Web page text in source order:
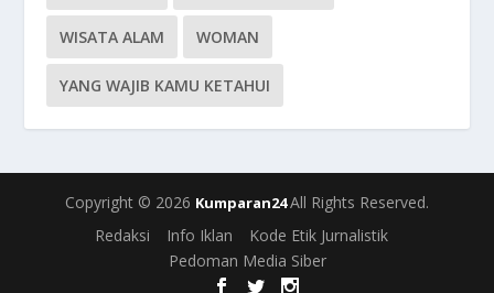
WISATA ALAM WOMAN
YANG WAJIB KAMU KETAHUI
Copyright © 2026 Kumparan24All Rights Reserved.
Redaksi
Info Iklan
Kode Etik Jurnalistik
Pedoman Media Siber